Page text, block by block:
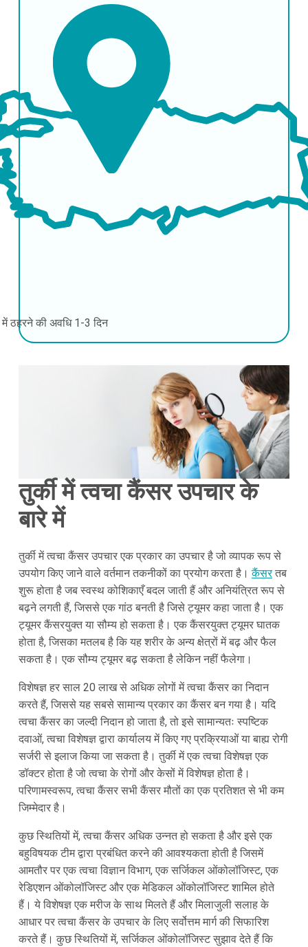
में ठहरने की अवधि 1-3 दिन
तुर्की में त्वचा कैंसर उपचार के
बारे में
तुर्की में त्वचा कैंसर उपचार एक प्रकार का उपचार है जो व्यापक रूप से
उपयोग किए जाने वाले वर्तमान तकनीकों का प्रयोग करता है।कैंसरतब
शुरू होता है जब स्वस्थ कोशिकाएँ बदल जाती हैं और अनियंत्रित रूप से
बढ़ने लगती हैं, जिससे एक गांठ बनती है जिसे ट्यूमर कहा जाता है। एक
ट्यूमर कैंसरयुक्त या सौम्य हो सकता है। एक कैंसरयुक्त ट्यूमर घातक
होता है, जिसका मतलब है कि यह शरीर के अन्य क्षेत्रों में बढ़ और फैल
सकता है। एक सौम्य ट्यूमर बढ़ सकता है लेकिन नहीं फैलेगा।
विशेषज्ञ हर साल 20 लाख से अधिक लोगों में त्वचा कैंसर का निदान
करते हैं, जिससे यह सबसे सामान्य प्रकार का कैंसर बन गया है। यदि
त्वचा कैंसर का जल्दी निदान हो जाता है, तो इसे सामान्यतः स्पष्टिक
दवाओं, त्वचा विशेषज्ञ द्वारा कार्यालय में किए गए प्रक्रियाओं या बाह्य रोगी
सर्जरी से इलाज किया जा सकता है। तुर्की में एक त्वचा विशेषज्ञ एक
डॉक्टर होता है जो त्वचा के रोगों और केसों में विशेषज्ञ होता है।
परिणामस्वरूप, त्वचा कैंसर सभी कैंसर मौतों का एक प्रतिशत से भी कम
जिम्मेदार है।
कुछ स्थितियों में, त्वचा कैंसर अधिक उन्नत हो सकता है और इसे एक
बहुविषयक टीम द्वारा प्रबंधित करने की आवश्यकता होती है जिसमें
आमतौर पर एक त्वचा विज्ञान विभाग, एक सर्जिकल ओंकोलॉजिस्ट, एक
रेडिएशन ओंकोलॉजिस्ट और एक मेडिकल ओंकोलॉजिस्ट शामिल होते
हैं। ये विशेषज्ञ एक मरीज के साथ मिलते हैं और मिलाजुली सलाह के
आधार पर त्वचा कैंसर के उपचार के लिए सर्वोत्तम मार्ग की सिफारिश
करते हैं। कुछ स्थितियों में, सर्जिकल ओंकोलॉजिस्ट सुझाव देते हैं कि